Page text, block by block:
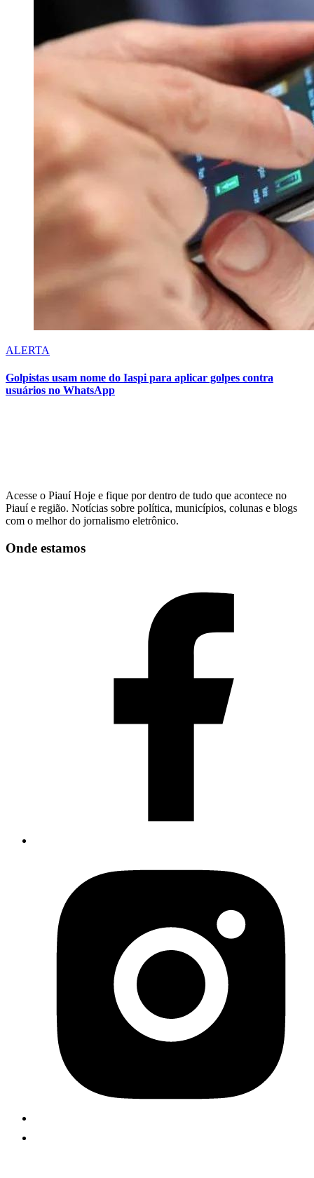
ALERTA
Golpistas usam nome do Iaspi para aplicar golpes contra
usuários no WhatsApp
Acesse o Piauí Hoje e fique por dentro de tudo que acontece no
Piauí e região. Notícias sobre política, municípios, colunas e blogs
com o melhor do jornalismo eletrônico.
Onde estamos